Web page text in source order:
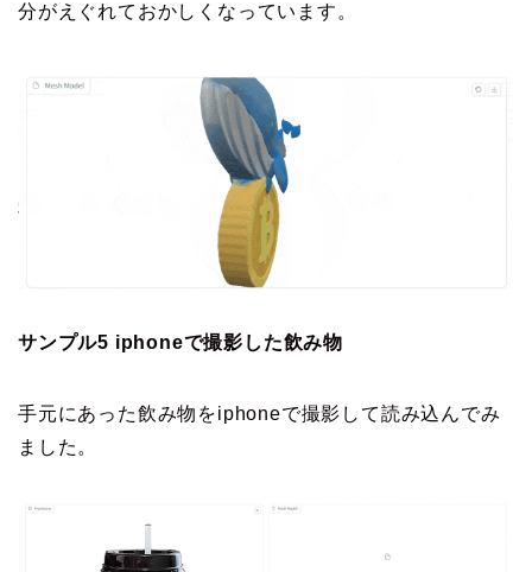
分がえぐれておかしくなっています。
サンプル5 iphoneで撮影した飲み物
手元にあった飲み物をiphoneで撮影して読み込んでみ
ました。